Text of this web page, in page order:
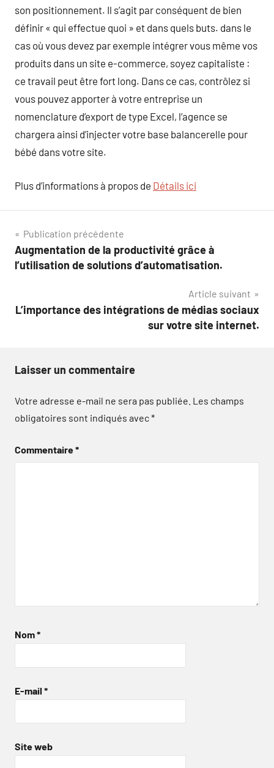
son positionnement. Il s’agit par conséquent de bien
définir « qui effectue quoi » et dans quels buts. dans le
cas où vous devez par exemple intégrer vous même vos
produits dans un site e-commerce, soyez capitaliste :
ce travail peut être fort long. Dans ce cas, contrôlez si
vous pouvez apporter à votre entreprise un
nomenclature d’export de type Excel, l’agence se
chargera ainsi d’injecter votre base balancerelle pour
bébé dans votre site.
Plus d’informations à propos de Détails ici
Navigation
de
Publication précédente
Augmentation de la productivité grâce à
l’utilisation de solutions d’automatisation.
Article suivant
L’importance des intégrations de médias sociaux
sur votre site internet.
Laisser un commentaire
Votre adresse e-mail ne sera pas publiée. Les champs
obligatoires sont indiqués avec*
Commentaire*
Nom*
E-mail *
Site web